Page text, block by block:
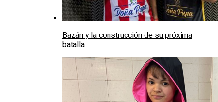
Bazán y la construcción de su próxima
batalla